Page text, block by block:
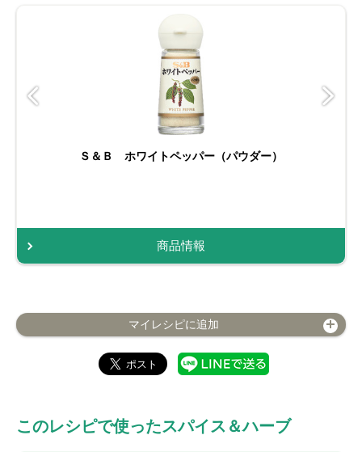
Ｓ＆Ｂ ホワイトペッパー（パウダー）
商品情報
マイレシピに追加
このレシピで使ったスパイス＆ハーブ